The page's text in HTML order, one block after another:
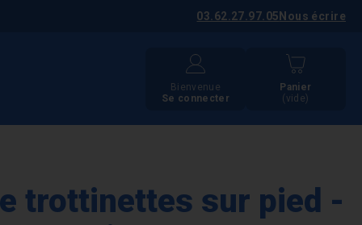
03.62.27.97.05 Nous écrire
Bienvenue
Se connecter
Panier
(vide)
trottinettes sur pied -